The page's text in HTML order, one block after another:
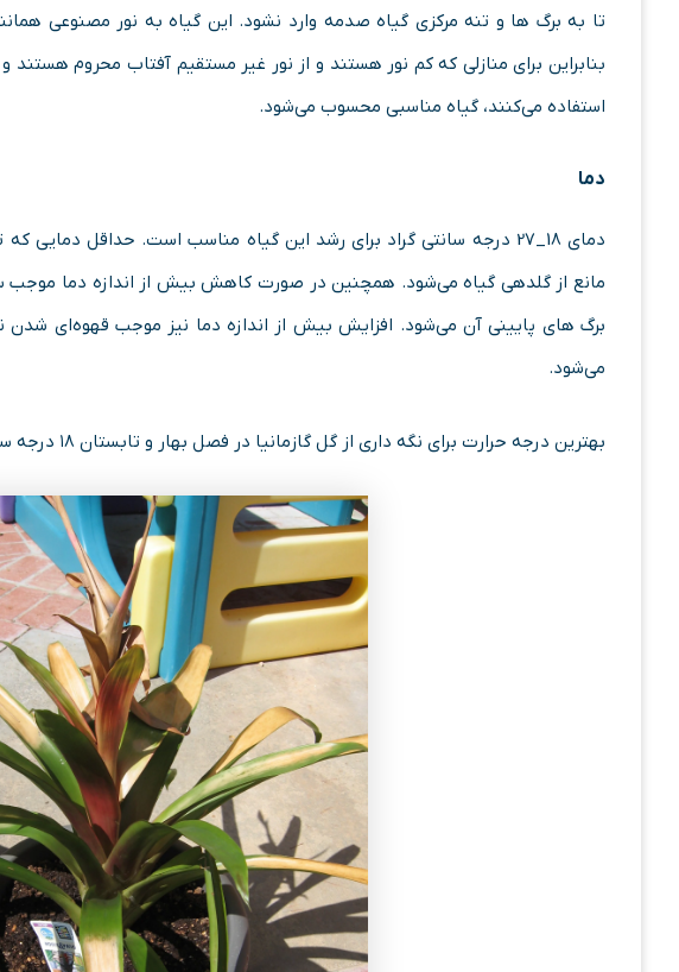
تا به برگ ها و تنه مرکزی گیاه صدمه وارد نشود. این گیاه به نور مصنوعی
بنابراین برای منازلی که کم نور هستند و از نور غیر مستقیم آفتاب محروم
استفاده می‌کنند، گیاه مناسبی محسوب می‌شود.
دما
مانع از گلدهی گیاه می‌شود. همچنین در صورت کاهش بیش از اندازه دما
برگ های پایینی آن می‌شود. افزایش بیش از اندازه دما نیز موجب قهوه‌ای
می‌شود.
بهترین درجه حرارت برای نگه داری از گل گازمانیا در فصل بهار و تابستان ۱۸ درجه سانتی گراد است.